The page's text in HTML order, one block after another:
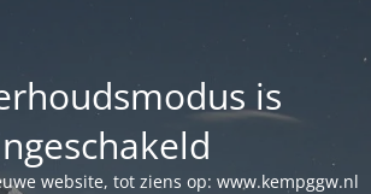
is
website, tot ziens op: www.kempggw.nl